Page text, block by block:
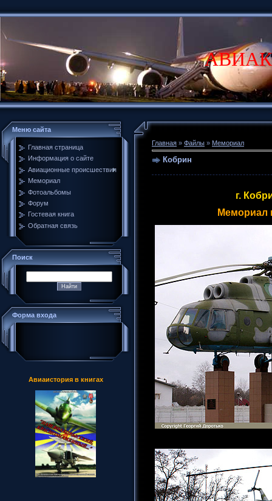
Меню сайта
Главная страница
Информация о сайте
Авиационные происшествия
Мемориал
Фотоальбомы
Форум
Гостевая книга
Обратная связь
Поиск
Форма входа
Авиаистория в книгах
Главная » Файлы » Мемориал
Кобрин
г.
Мемориал